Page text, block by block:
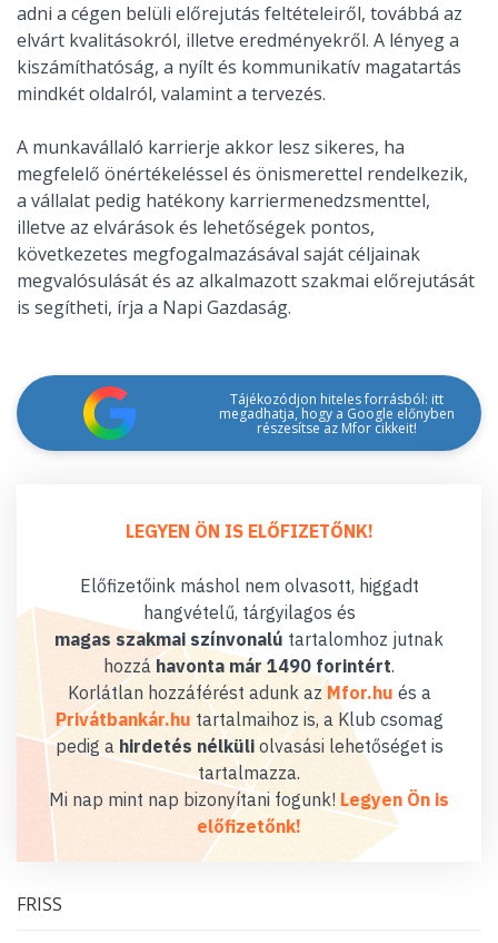
adni a cégen belüli előrejutás feltételeiről, továbbá az
elvárt kvalitásokról, illetve eredményekről. A lényeg a
kiszámíthatóság, a nyílt és kommunikatív magatartás
mindkét oldalról, valamint a tervezés.
A munkavállaló karrierje akkor lesz sikeres, ha
megfelelő önértékeléssel és önismerettel rendelkezik,
a vállalat pedig hatékony karriermenedzsmenttel,
illetve az elvárások és lehetőségek pontos,
következetes megfogalmazásával saját céljainak
megvalósulását és az alkalmazott szakmai előrejutását
is segítheti, írja a Napi Gazdaság.
Tájékozódjon hiteles forrásból: itt
megadhatja, hogy a Google előnyben
részesítse az Mfor cikkeit!
LEGYEN ÖN IS ELŐFIZETŐNK!
Előfizetőink máshol nem olvasott, higgadt
hangvételű, tárgyilagos és
magas szakmai színvonalú tartalomhoz jutnak
hozzáhavonta már 1490 forintért.
Korlátlan hozzáférést adunk az Mfor.hu és a
Privátbankár.hu tartalmaihoz is, a Klub csomag
pedig a hirdetés nélküliolvasási lehetőséget is
tartalmazza.
Mi nap mint nap bizonyítani fogunk! Legyen Ön is
előfizetőnk!
FRISS